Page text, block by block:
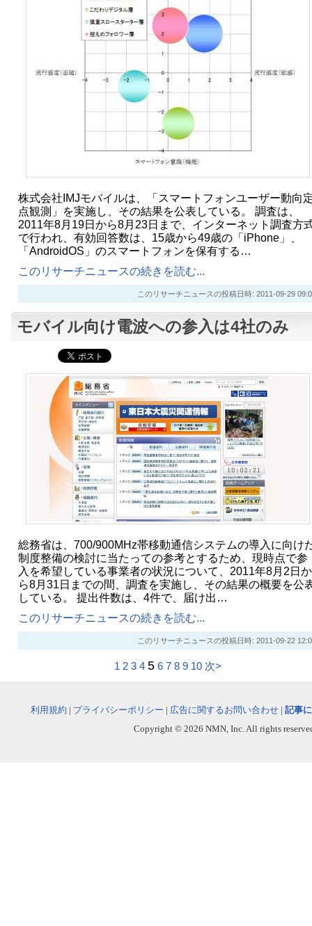
株式会社IMJモバイルは、「スマートフォンユーザー動向
点観測」を実施し、その結果を公表している。 調査は、
2011年8月19日から8月23日まで、インターネット調査方
で行われ、有効回答数は、15歳から49歳の「iPhone」、
「AndroidOS」のスマートフォンを保有する…
このリサーチニュースの続きを読む...
このリサーチニュースの投稿日時: 2011-09-29
モバイル向け電波への参入は4社のみ
総務省は、700/900MHz帯移動通信システムの導入に向け
制度整備の検討に当たっての参考とするため、現時点で参
入を希望している事業者の状況について、2011年8月2日か
ら8月31日までの間、調査を実施し、その結果の概要を公
している。 提出件数は、4件で、届け出…
このリサーチニュースの続きを読む...
このリサーチニュースの投稿日時: 2011-09-22
1 2 3 4 5 6 7 8 9 10 次>
利用規約 | プライバシーポリシー | 広告に関するお問い合わせ | 記事
Copyright © 2026 NMN, Inc. All rights